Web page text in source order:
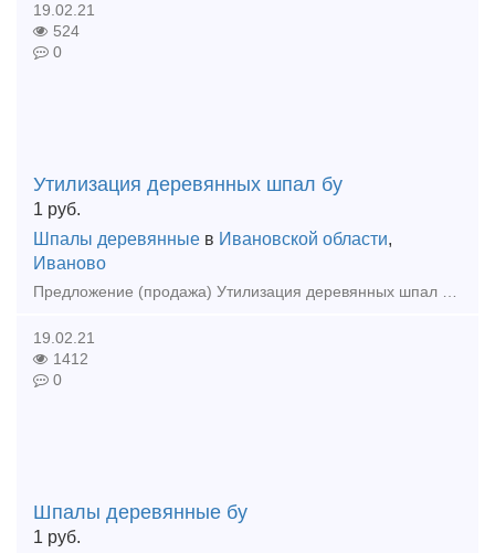
19.02.21
524
0
Утилизация деревянных шпал бу
1 руб.
Шпалы деревянные в Ивановской области,
Иваново
Предложение (продажа) Утилизация деревянных шпал б/у 3класс опасности, предоставляем все необходимые документы, наша компания осуществляет сбор, вывоз, транспортиров
19.02.21
1412
0
Шпалы деревянные бу
1 руб.